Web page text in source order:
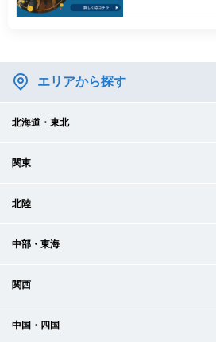
エリアから探す
北海道・東北
関東
北陸
中部・東海
関西
中国・四国